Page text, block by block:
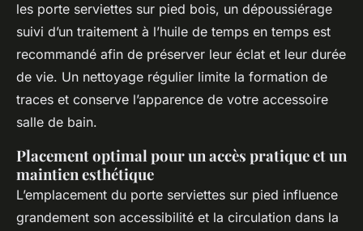
les porte serviettes sur pied bois, un dépoussiérage
suivi d’un traitement à l’huile de temps en temps est
recommandé afin de préserver leur éclat et leur durée
de vie. Un nettoyage régulier limite la formation de
traces et conserve l’apparence de votre accessoire
salle de bain.
Placement optimal pour un accès pratique et un
maintien esthétique
L’emplacement du porte serviettes sur pied influence
grandement son accessibilité et la circulation dans la